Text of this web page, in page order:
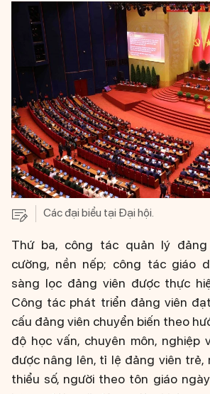
Các đại biểu tại Đại hội.
Thứ ba, công tác quản lý
cường, nền nếp; công tác giáo
sàng lọc đảng viên được thực
Công tác phát triển đảng viên
cấu đảng viên chuyển biến theo
độ học vấn, chuyên môn, nghiệp
được nâng lên, tỉ lệ đảng viên trẻ,
thiểu số, người theo tôn giáo